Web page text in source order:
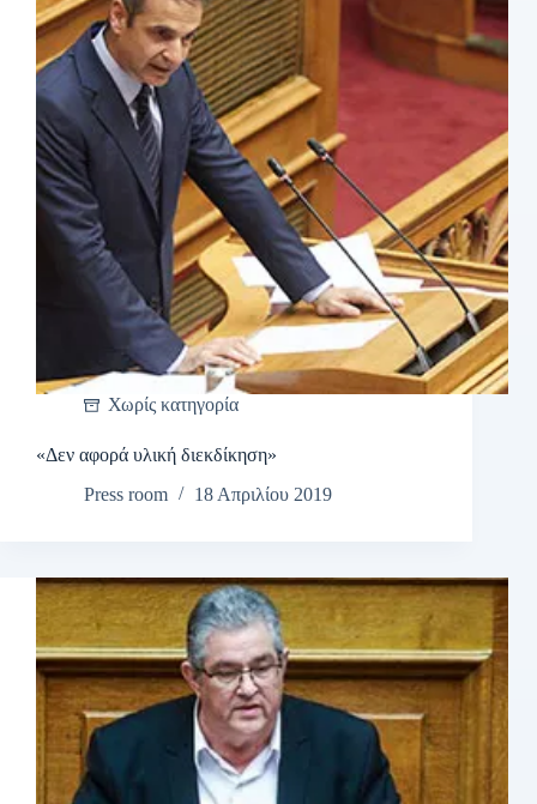
Χωρίς κατηγορία
«Δεν αφορά υλική διεκδίκηση»
Press room
18 Απριλίου 2019